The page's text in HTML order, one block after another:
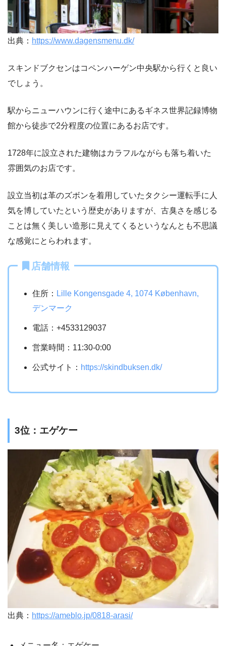
出典： https://www.dagensmenu.dk/
スキンドブクセンはコペンハーゲン中央駅から行くと良い
でしょう。
駅からニューハウンに行く途中にあるギネス世界記録博物
館から徒歩で2分程度の位置にあるお店です。
1728年に設立された建物はカラフルながらも落ち着いた
雰囲気のお店です。
設立当初は革のズボンを着用していたタクシー運転手に人
気を博していたという歴史がありますが、古臭さを感じる
ことは無く美しい造形に見えてくるというなんとも不思議
な感覚にとらわれます。
店舗情報
住所： Lille Kongensgade 4, 1074 København,
デンマーク
電話：+4533129037
営業時間：11:30-0:00
公式サイト： https://skindbuksen.dk/
3位：エゲケー
出典： https://ameblo.jp/0818-arasi/